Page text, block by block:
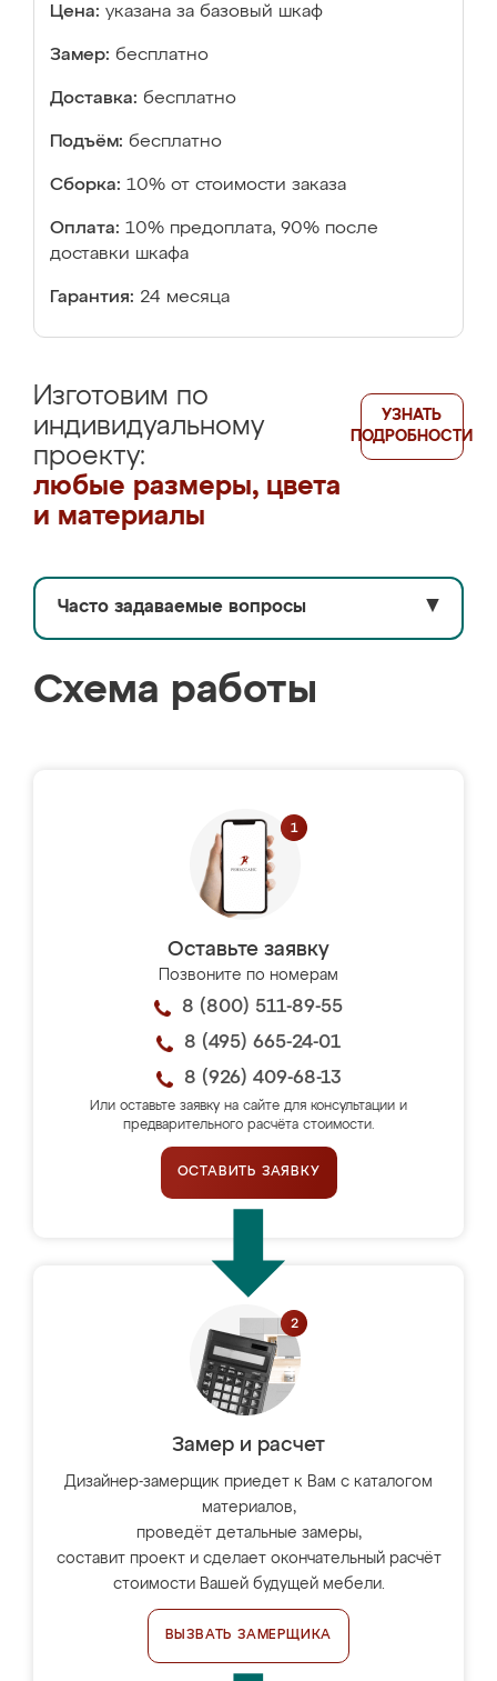
Цена: указана за базовый шкаф
Замер: бесплатно
Доставка: бесплатно
Подъём: бесплатно
Сборка: 10% от стоимости заказа
Оплата: 10% предоплата, 90% после
доставки шкафа
Гарантия: 24 месяца
Изготовим по
индивидуальному
проекту:
любые размеры, цвета
и материалы
УЗНАТЬ
ПОДРОБНОСТИ
Часто задаваемые вопросы ▼
Схема работы
Оставьте заявку
Позвоните по номерам
8 (800) 511-89-55
8 (495) 665-24-01
8 (926) 409-68-13
Или оставьте заявку на сайте для консультации и
предварительного расчёта стоимости.
ОСТАВИТЬ ЗАЯВКУ
Замер и расчет
Дизайнер-замерщик приедет к Вам с каталогом
материалов,
проведёт детальные замеры,
составит проект и сделает окончательный расчёт
стоимости Вашей будущей мебели.
ВЫЗВАТЬ ЗАМЕРЩИКА